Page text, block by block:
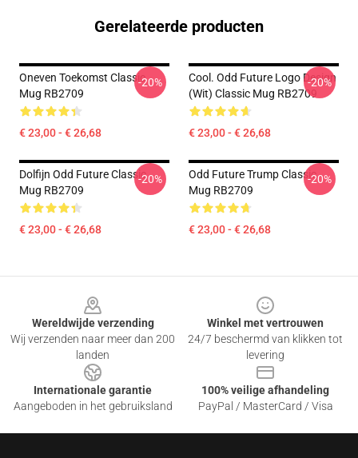
Gerelateerde producten
Oneven Toekomst Classic
Mug RB2709
€ 23,00 - € 26,68
-20%
Cool. Odd Future Logo Design
(wit) Classic Mug RB2709
€ 23,00 - € 26,68
-20%
Dolfijn Odd Future Classic
Mug RB2709
€ 23,00 - € 26,68
-20%
Odd Future Trump Classic
Mug RB2709
€ 23,00 - € 26,68
-20%
Wereldwijde verzending
Wij verzenden naar meer dan 200
landen
Winkel met vertrouwen
24/7 beschermd van klikken tot
levering
Internationale garantie
Aangeboden in het gebruiksland
100% veilige afhandeling
PayPal / MasterCard / Visa